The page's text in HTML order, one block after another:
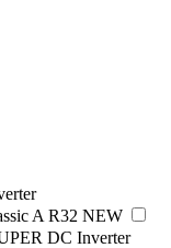
A R32 NEW
DC Inverter